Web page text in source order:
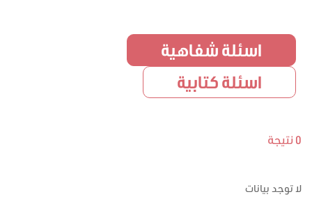
اسئلة شفاهية
اسئلة كتابية
0 نتيجة
لا توجد بيانات